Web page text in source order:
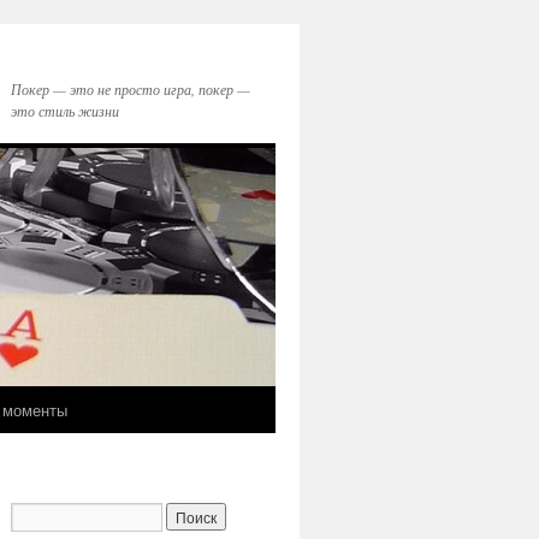
Покер — это не просто игра, покер —
это стиль жизни